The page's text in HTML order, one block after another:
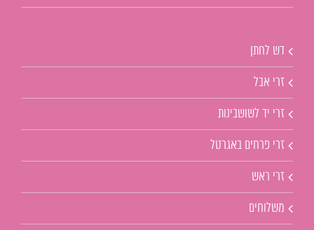
דש לחתן
זרי אבל
זרי יד לשושבינות
זרי פרחים באגרטל
זרי ראש
משלוחים